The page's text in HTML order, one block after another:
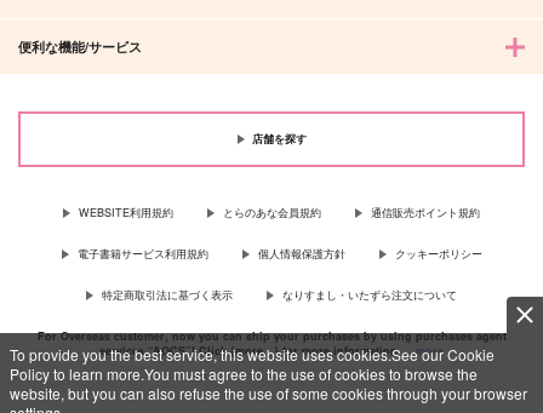
To provide you the best service, this website uses cookies.See our Cookie
Policy to learn more.You must agree to the use of cookies to browse the
website, but you can also refuse the use of some cookies through your browser
流川楓×三井寿
作品詳細
流川楓×三井寿
作品詳細
便利な機能/サービス
店舗を探す
WEBSITE利用規約 とらのあな会員規約 通信販売ポイント規約
電子書籍サービス利用規約 個人情報保護方針 クッキーポリシー
特定商取引法に基づく表示 なりすまし・いたずら注文について
For Overseas customer, now you can ship your purchases by using purchases agent
services “AOCS”! Click {more…} for more information …more